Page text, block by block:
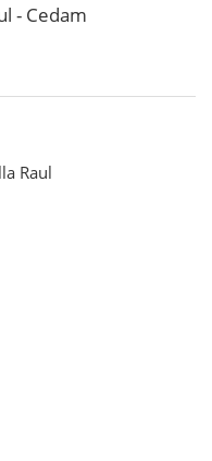
- Cedam
Raul